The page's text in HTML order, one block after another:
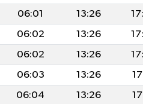
06:01 13:26
06:02 13:26
06:02 13:26
06:03 13:26
06:04 13:26